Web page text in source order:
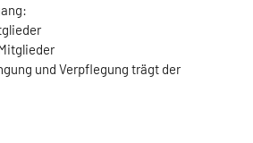
und Verpflegung trägt der